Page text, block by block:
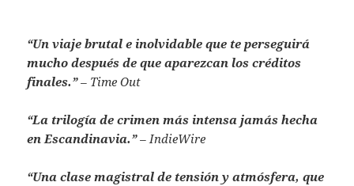
“Un viaje brutal e inolvidable que te perseguirá
mucho después de que aparezcan los créditos
finales.”– Time Out
“La trilogía de crimen más intensa jamás hecha
en Escandinavia.”– IndieWire
“Una clase magistral de tensión y atmósfera, que